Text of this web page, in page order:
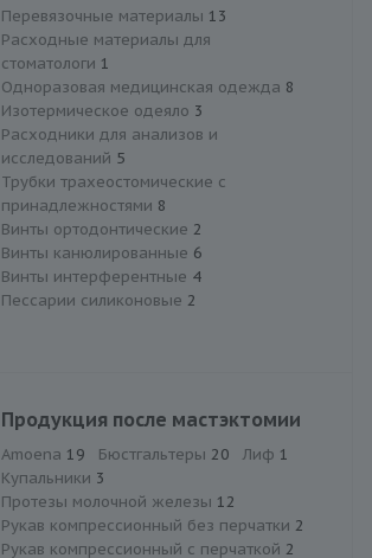
Перевязочные материалы 13
Расходные материалы для
стоматологи 1
Одноразовая медицинская одежда 8
Изотермическое одеяло 3
Расходники для анализов и
исследований 5
Трубки трахеостомические с
принадлежностями 8
Винты ортодонтические 2
Винты канюлированныe 6
Винты интерферентные 4
Пессарии силиконовые 2
Продукция после мастэктомии
Amoena 19 Бюстгальтеры 20 Лиф 1
Купальники 3
Протезы молочной железы 12
Рукав компрессионный без перчатки 2
Рукав компрессионный с перчаткой 2